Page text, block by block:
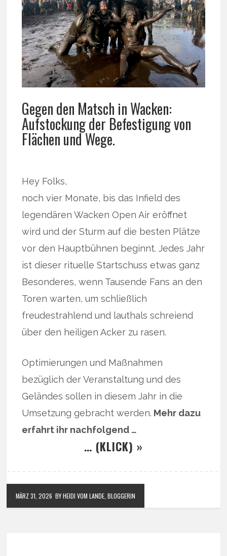
Gegen den Matsch in Wacken:
Aufstockung der Befestigung von
Flächen und Wege.
Hey Folks,
noch vier Monate, bis das Infield des
legendären Wacken Open Air eröffnet
wird und der Sturm auf die besten Plätze
vor den Hauptbühnen beginnt. Jedes Jahr
ist dieser rituelle Startschuss etwas ganz
Besonderes, wenn Tausende Fans an den
Toren warten, um schließlich
freudestrahlend und lauthals schreiend
über den heiligen Acker zu rasen.
Optimierungen und Maßnahmen
bezüglich der Veranstaltung und des
Geländes sollen in diesem Jahr in die
Umsetzung gebracht werden. Mehr dazu
erfahrt ihr nachfolgend …
… (KLICK) »
MÄRZ 31, 2026 BY HEIDI VOM LANDE, BLOGGERIN